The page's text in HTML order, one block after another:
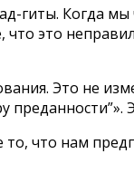
гиты. Когда
что это
Это не
что нам